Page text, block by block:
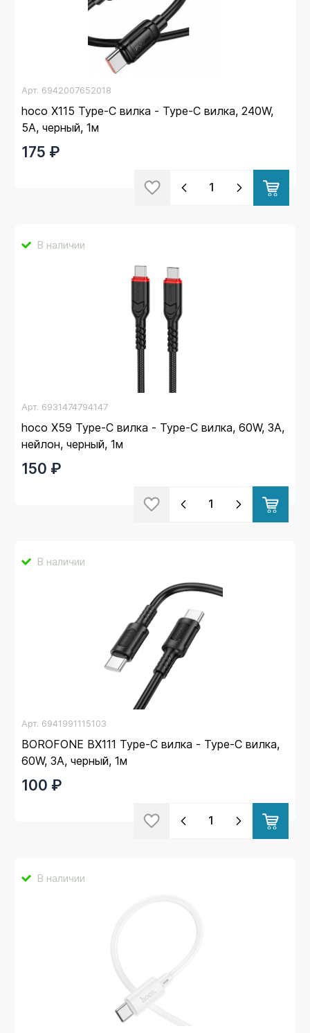
Арт. 6942007652018
hoco X115 Type-C вилка - Type-C вилка, 240W,
5A, черный, 1м
175 ₽
В наличии
Арт. 6931474794147
hoco X59 Type-C вилка - Type-C вилка, 60W, 3A,
нейлон, черный, 1м
150 ₽
В наличии
Арт. 6941991115103
BOROFONE BX111 Type-C вилка - Type-C вилка,
60W, 3A, черный, 1м
100 ₽
В наличии